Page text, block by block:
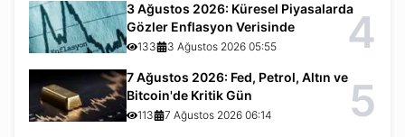
3 Ağustos 2026: Küresel Piyasalarda
Gözler Enflasyon Verisinde
133 3 Ağustos 2026 05:55 4
7 Ağustos 2026: Fed, Petrol, Altın ve
Bitcoin'de Kritik Gün
113 7 Ağustos 2026 06:14 5